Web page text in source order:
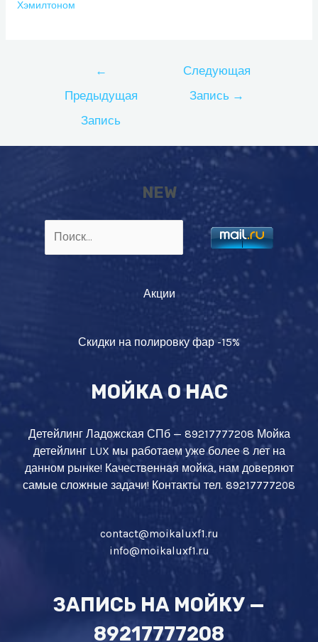
Хэмилтоном
записям
←
Предыдущая
Запись
Следующая
Запись →
NEW
Акции
Скидки на полировку фар -15%
МОЙКА О НАС
Детейлинг Ладожская СПб — 89217777208 Мойка
детейлинг LUX мы работаем уже более 8 лет на
данном рынке! Качественная мойка, нам доверяют
самые сложные задачи! Контакты тел. 89217777208
contact@moikaluxf1.ru
info@moikaluxf1.ru
ЗАПИСЬ НА МОЙКУ —
89217777208